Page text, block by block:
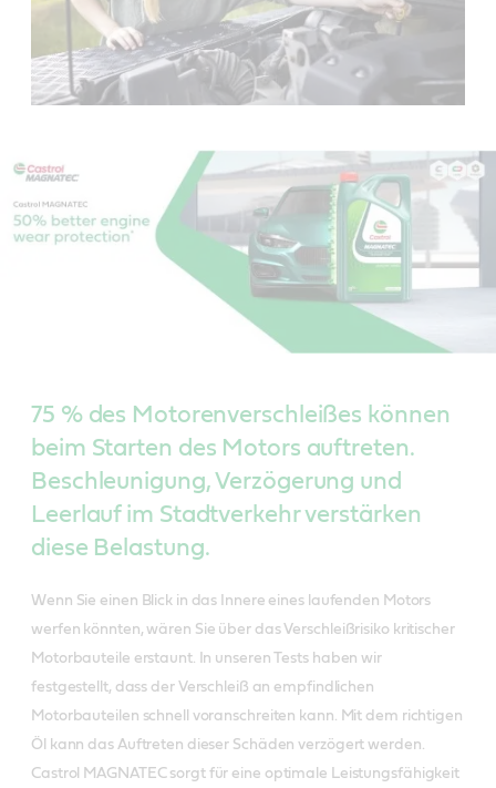
75 % des Motorenverschleißes können
beim Starten des Motors auftreten.
Beschleunigung, Verzögerung und
Leerlauf im Stadtverkehr verstärken
diese Belastung.
Wenn Sie einen Blick in das Innere eines laufenden Motors
werfen könnten, wären Sie über das Verschleißrisiko kritischer
Motorbauteile erstaunt. In unseren Tests haben wir
festgestellt, dass der Verschleiß an empfindlichen
Motorbauteilen schnell voranschreiten kann. Mit dem richtigen
Öl kann das Auftreten dieser Schäden verzögert werden.
Castrol MAGNATEC sorgt für eine optimale Leistungsfähigkeit